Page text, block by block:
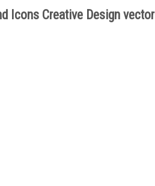
Icons Creative Design vector